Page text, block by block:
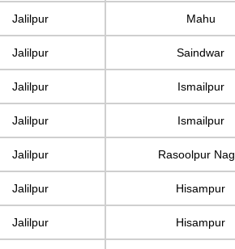
Jalilpur Mahu
Jalilpur Saindwar
Jalilpur Ismailpur
Jalilpur Ismailpur
Jalilpur Rasoolpur
Jalilpur Hisampur
Jalilpur Hisampur